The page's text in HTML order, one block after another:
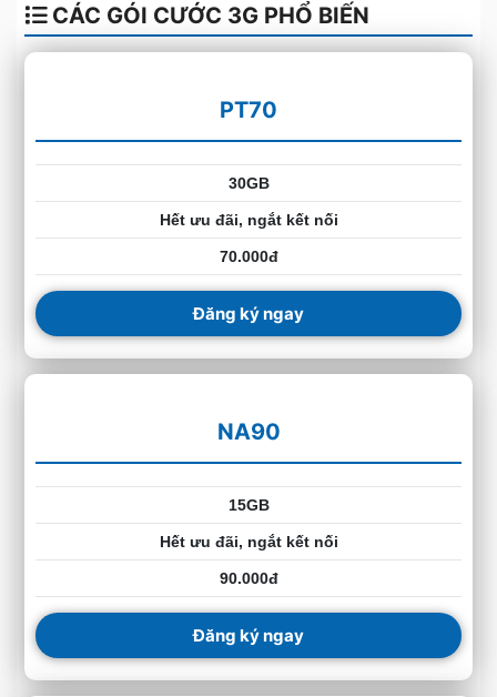
CÁC GÓI CƯỚC 3G PHỔ BIẾN
PT70
30GB
Hết ưu đãi, ngắt kết nối
70.000đ
Đăng ký ngay
NA90
15GB
Hết ưu đãi, ngắt kết nối
90.000đ
Đăng ký ngay